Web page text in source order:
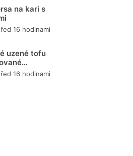
na kari s
16 hodinami
uzené tofu
16 hodinami